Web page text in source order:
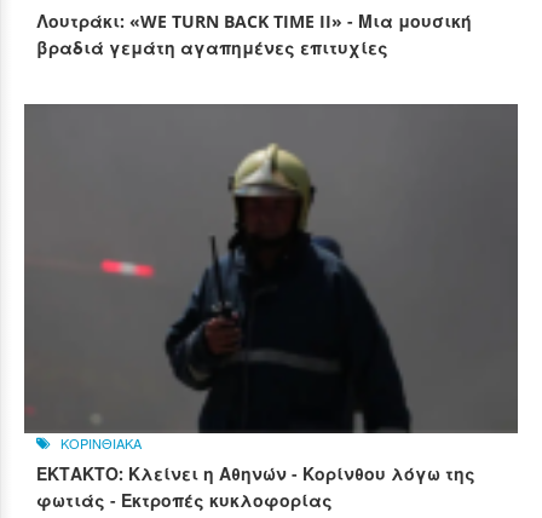
Λουτράκι: «WE TURN BACK TIME II» - Μια μουσική
βραδιά γεμάτη αγαπημένες επιτυχίες
ΚΟΡΙΝΘΙΑΚΑ
ΕΚΤΑΚΤΟ: Κλείνει η Αθηνών - Κορίνθου λόγω της
φωτιάς - Εκτροπές κυκλοφορίας